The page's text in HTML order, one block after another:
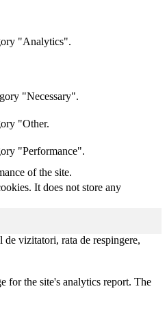
"Analytics".
"Necessary".
"Other.
"Performance".
of the site.
It does not store any
vizitatori, rata de respingere,
for the site's analytics report. The